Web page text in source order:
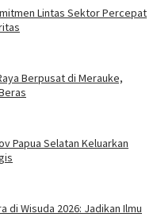
Lintas Sektor Percepat
Berpusat di Merauke,
Papua Selatan Keluarkan
di Wisuda 2026: Jadikan Ilmu